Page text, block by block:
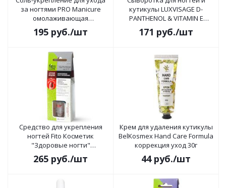
за ногтями PRO Manicure
омолаживающая
восстанавливающая 500г
195 руб./шт
кутикулы LUXVISAGE D-
PANTHENOL & VITAMIN E
восстановление 10г
171 руб./шт
Средство для укрепления
ногтей Fito Косметик
"Здоровые ногти"
интенсивное
восстановление 8мл
265 руб./шт
Крем для удаления кутикулы
BelKosmex Hand Care Formula
коррекция уход 30г
44руб./шт